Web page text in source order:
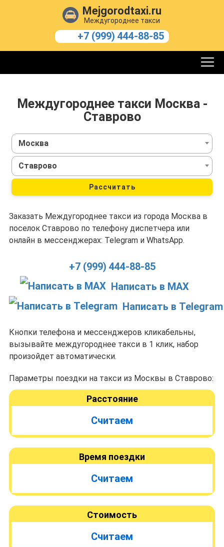
Mejgorodtaxi.ru
Междугороднее такси
+7 (999) 444-88-85
Междугороднее такси Москва -
Ставрово
Москва
Ставрово
Рассчитать
Заказать Междугороднее такси из города Москва в
поселок Ставрово по телефону диспетчера или
онлайн в мессенджерах: Telegram и WhatsApp.
+7 (999) 444-88-85
Написать в MAX
Написать в Telegram
Кнопки телефона и мессенджеров кликабельны,
вызывайте междугороднее такси в 1 клик, набор
произойдет автоматически.
Параметры поездки на такси из Москвы в Ставрово:
Расстояние
Считаем
Время поездки
Считаем
Стоимость
Считаем